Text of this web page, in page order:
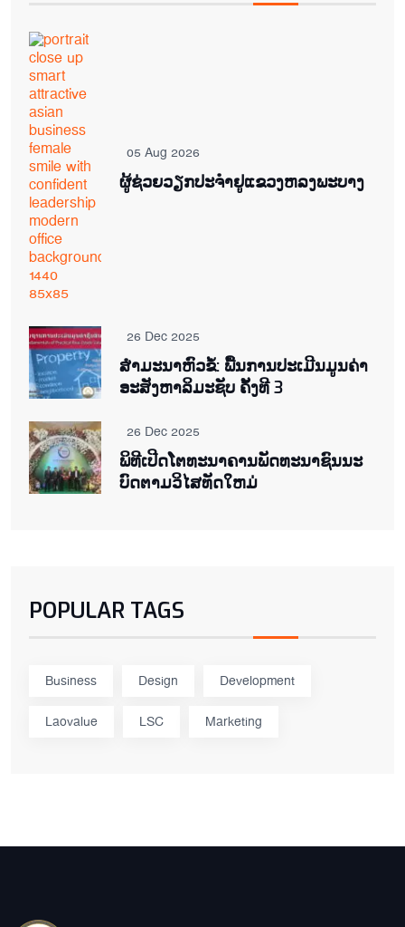
05 Aug 2026
ຜູ້ຊ່ວຍ​ວຽກປະ​ຈຳ​ຢູ​​ແຂວງຫລງ​ພະ​ບາງ
26 Dec 2025
ສຳມະນາຫົວຂໍ້: ພື້ນການປະເມີນມູນຄ່າ
ອະສັງຫາລິມະຊັບ ຄັ້ງທີ 3
26 Dec 2025
ພິ​ທີ​ເປີດ​ໂຕ​ທະ​ນາ​ຄານ​ພັດ​ທະ​ນາ​ຊົນ​ນະ​
ບົດ​ຕາມ​ວິ​ໄສ​ທັດ​ໃຫມ່
POPULAR TAGS
Business Design Development
Laovalue LSC Marketing